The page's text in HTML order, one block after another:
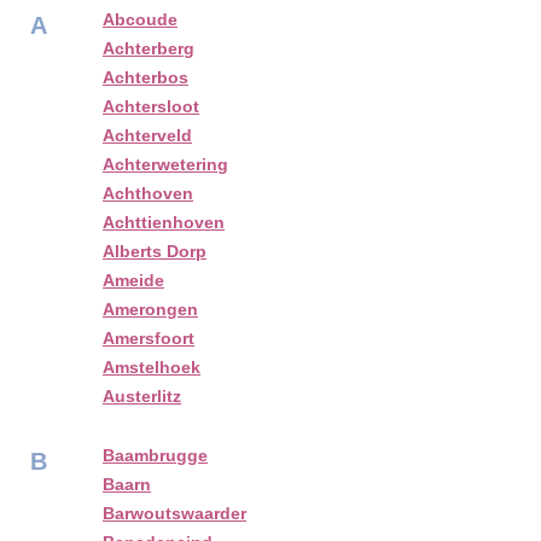
A
Abcoude
Achterberg
Achterbos
Achtersloot
Achterveld
Achterwetering
Achthoven
Achttienhoven
Alberts Dorp
Ameide
Amerongen
Amersfoort
Amstelhoek
Austerlitz
B
Baambrugge
Baarn
Barwoutswaarder